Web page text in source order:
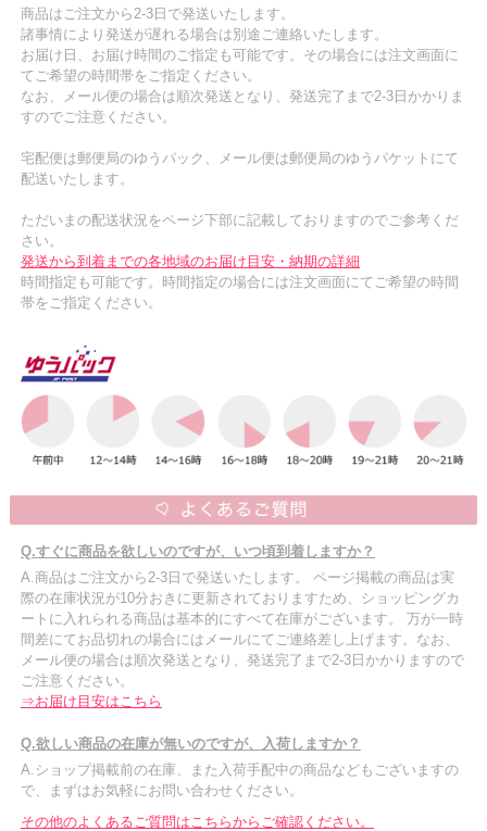
商品はご注文から2-3日で発送いたします。
諸事情により発送が遅れる場合は別途ご連絡いたします。
お届け日、お届け時間のご指定も可能です。その場合には注文画面に
てご希望の時間帯をご指定ください。
なお、メール便の場合は順次発送となり、発送完了まで2-3日かかりま
すのでご注意ください。
宅配便は郵便局のゆうパック、メール便は郵便局のゆうパケットにて
配送いたします。
ただいまの配送状況をページ下部に記載しておりますのでご参考くだ
さい。
発送から到着までの各地域のお届け目安・納期の詳細
時間指定も可能です。時間指定の場合には注文画面にてご希望の時間
帯をご指定ください。
Q.すぐに商品を欲しいのですが、いつ頃到着しますか？
A.商品はご注文から2-3日で発送いたします。 ページ掲載の商品は実
際の在庫状況が10分おきに更新されておりますため、ショッピングカ
ートに入れられる商品は基本的にすべて在庫がございます。 万が一時
間差にてお品切れの場合にはメールにてご連絡差し上げます。なお、
メール便の場合は順次発送となり、発送完了まで2-3日かかりますので
ご注意ください。
⇒お届け目安はこちら
Q.欲しい商品の在庫が無いのですが、入荷しますか？
A.ショップ掲載前の在庫、また入荷手配中の商品などもございますの
で、まずはお気軽にお問い合わせください。
その他のよくあるご質問はこちらからご確認ください。